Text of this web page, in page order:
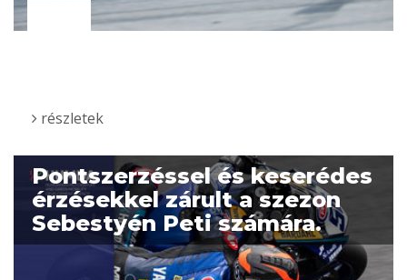
részletek
Pontszerzéssel és keserédes
érzésekkel zárult a szezon
Sebestyén Peti számára.